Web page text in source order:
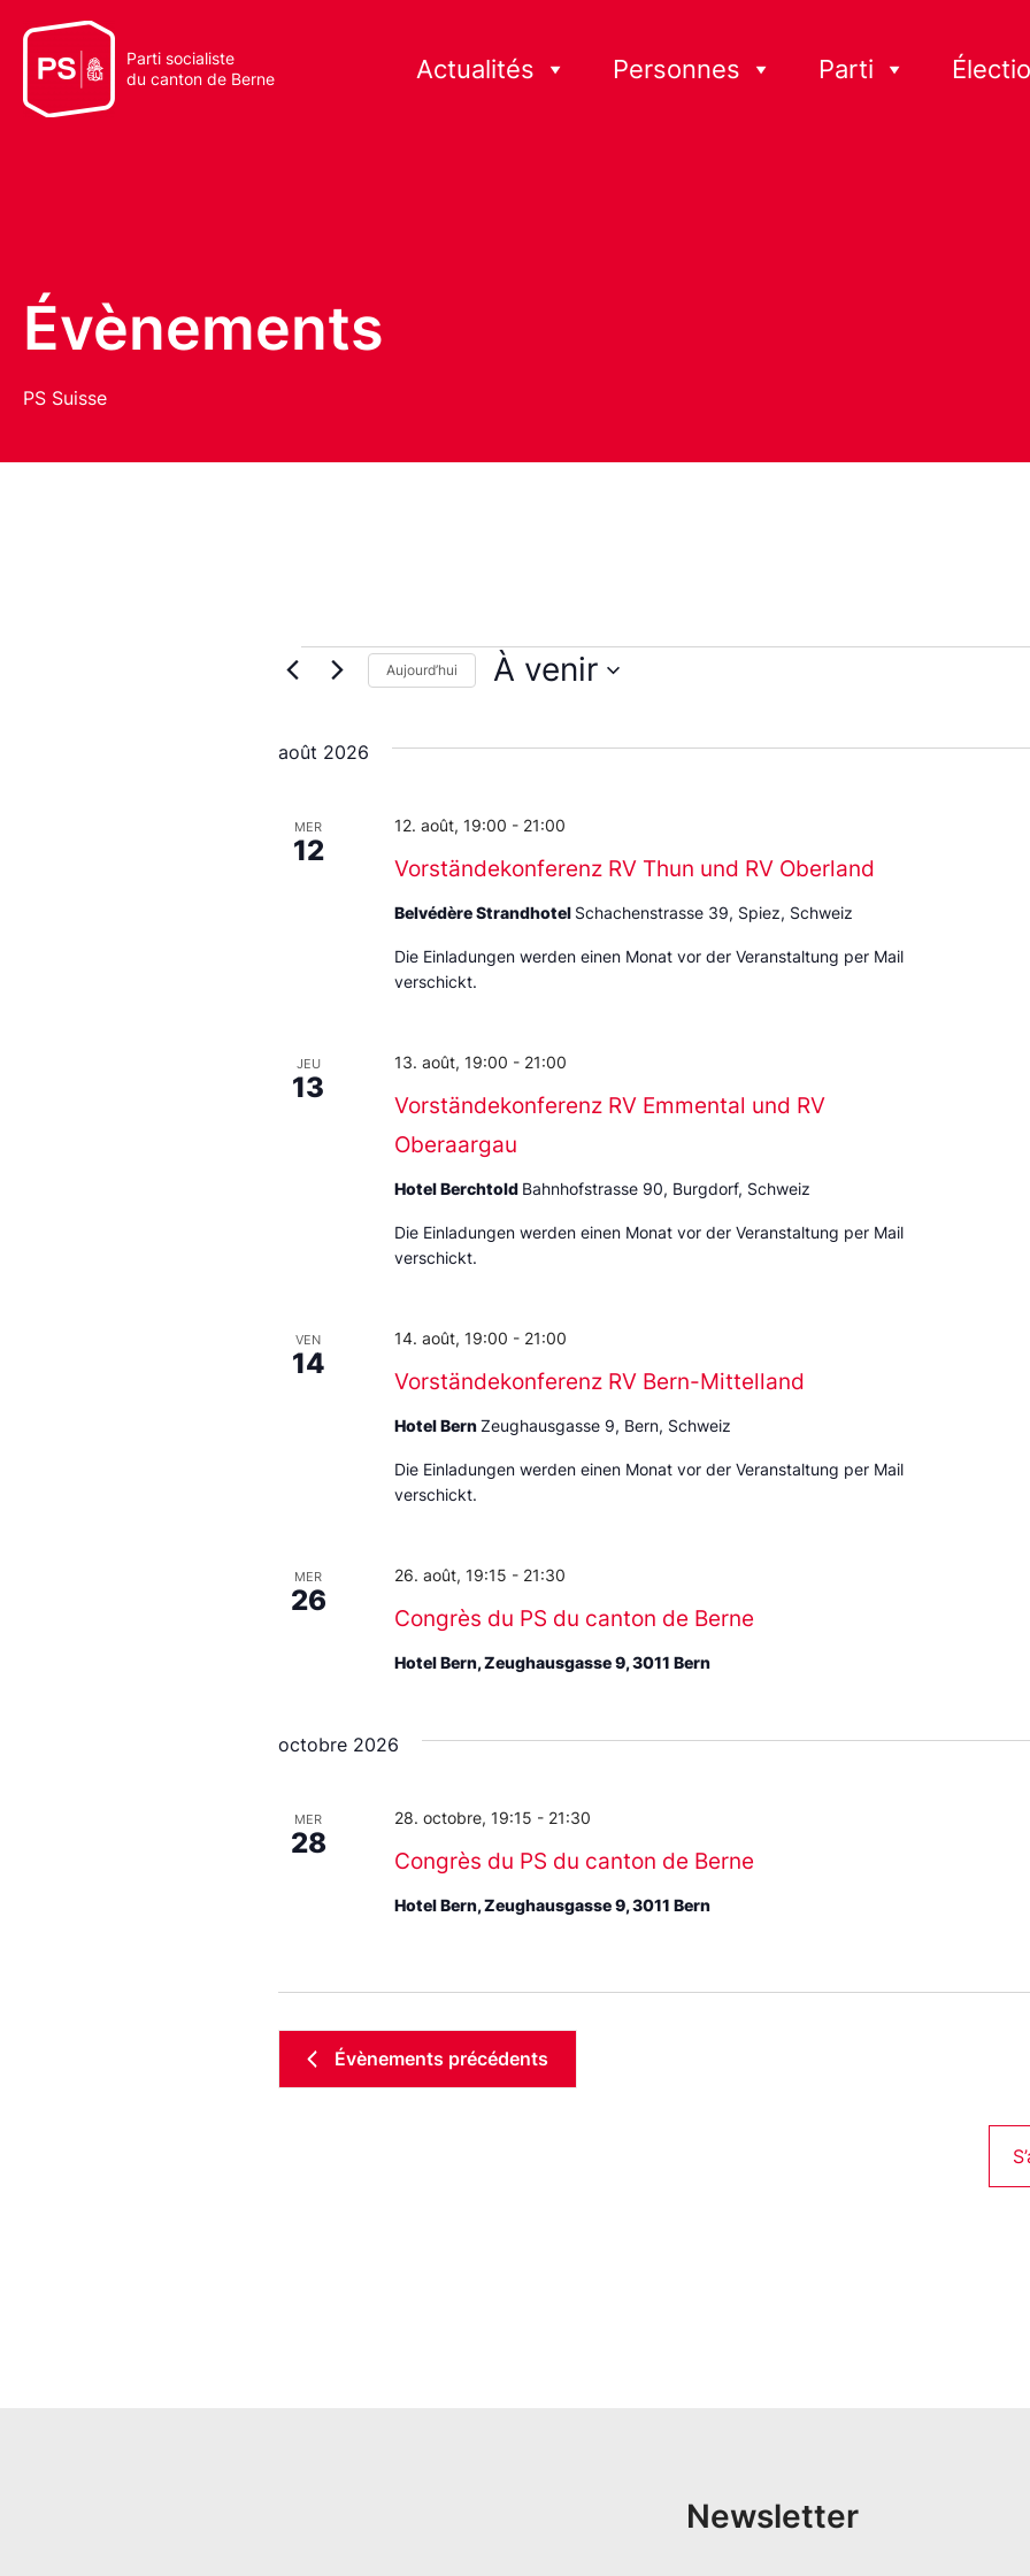
Parti socialiste
du canton de Berne
Actualités Personnes Parti
Évènements
PS Suisse
Aujourd’hui À venir
date.
août 2026
MER
12
Vorständekonferenz RV Thun und RV Oberland
12. août, 19:00 - 21:00
Belvédère Strandhotel Schachenstrasse 39, Spiez, Schweiz
Die Einladungen werden einen Monat vor der Veranstaltung per Mail
verschickt.
JEU
13
Vorständekonferenz RV Emmental und RV
Oberaargau
13. août, 19:00 - 21:00
Hotel Berchtold Bahnhofstrasse 90, Burgdorf, Schweiz
Die Einladungen werden einen Monat vor der Veranstaltung per Mail
verschickt.
VEN
14
Vorständekonferenz RV Bern-Mittelland
14. août, 19:00 - 21:00
Hotel BernZeughausgasse 9, Bern, Schweiz
Die Einladungen werden einen Monat vor der Veranstaltung per Mail
verschickt.
MER
26
Congrès du PS du canton de Berne
26. août, 19:15 - 21:30
Hotel Bern, Zeughausgasse 9, 3011 Bern
octobre 2026
MER
28
Congrès du PS du canton de Berne
28. octobre, 19:15 - 21:30
Hotel Bern, Zeughausgasse 9, 3011 Bern
Évènements précédents
Newsletter